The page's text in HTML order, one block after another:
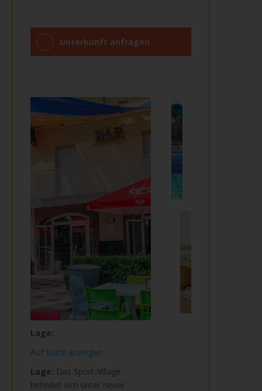
Unterkunft anfragen
Lage:
Auf Karte anzeigen
Lage: Das Sport-Village
befindet sich unter neuer